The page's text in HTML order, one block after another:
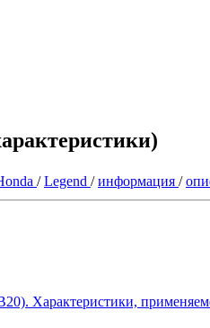
/Legend /информация /
Характеристики,